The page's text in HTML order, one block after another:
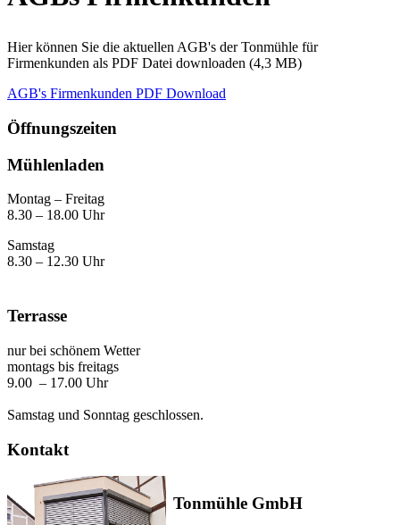
Hier können Sie die aktuellen AGB's der Tonmühle für
Firmenkunden als PDF Datei downloaden (4,3 MB)
AGB's Firmenkunden PDF Download
Öffnungszeiten
Mühlenladen
Montag – Freitag
8.30 – 18.00 Uhr
Samstag
8.30 – 12.30 Uhr
Terrasse
nur bei schönem Wetter
montags bis freitags
9.00 – 17.00 Uhr
Samstag und Sonntag geschlossen.
Kontakt
Tonmühle GmbH